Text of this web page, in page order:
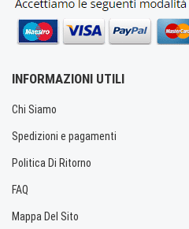
INFORMAZIONI UTILI
Chi Siamo
Spedizioni e pagamenti
Politica Di Ritorno
FAQ
Mappa Del Sito